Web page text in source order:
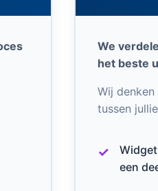
We
het beste
Wij
tussen
een